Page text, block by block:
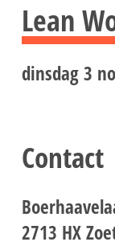
Lean
dinsdag 3
Contact
2713 HX